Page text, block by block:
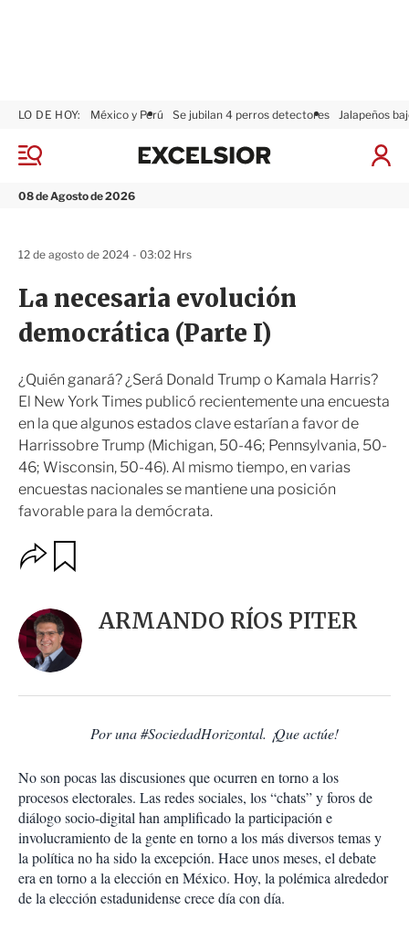
M
n
08 de Agosto de 2026
LO DE HOY: México y Perú Se jubilan 4 perros detectores Jalapeños
I
x
r
La necesaria evolución
democrática (Parte I)
¿Quién ganará? ¿Será Donald Trump o Kamala Harris?
El New York Times publicó recientemente una encuesta
en la que algunos estados clave estarían a favor de
Harrissobre Trump (Michigan, 50-46; Pennsylvania, 50-
46; Wisconsin, 50-46). Al mismo tiempo, en varias
encuestas nacionales se mantiene una posición
favorable para la demócrata.
12 de agosto de 2024 - 03:02 Hrs
O
p
o
n
e
s
p
a
r
t
i
r
a
r
ARMANDO RÍOS PITER
Por una #SociedadHorizontal. ¡Que actúe!
No son pocas las discusiones que ocurren en torno a los
procesos electorales. Las redes sociales, los “chats” y foros de
diálogo socio-digital han amplificado la participación e
involucramiento de la gente en torno a los más diversos temas y
la política no ha sido la excepción. Hace unos meses, el debate
era en torno a la elección en México. Hoy, la polémica alrededor
de la elección estadunidense crece día con día.